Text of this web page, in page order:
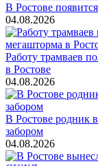
В Ростове
04.08.2026
Работу трамваев
в Ростове
04.08.2026
В Ростове родник
забором
04.08.2026